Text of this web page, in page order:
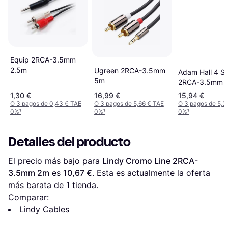
Equip 2RCA-3.5mm
2.5m
1,30 €
O 3 pagos de 0,43 € TAE
0%¹
Ugreen 2RCA-3.5mm
5m
16,99 €
O 3 pagos de 5,66 € TAE
0%¹
Adam Hall 4
2RCA-3.5mm
15,94 €
O 3 pagos de
0%¹
Detalles del producto
El precio más bajo para Lindy Cromo Line 2RCA-
3.5mm 2m es 10,67 €. Esta es actualmente la oferta
más barata de 1 tienda.
Comparar:
Lindy Cables